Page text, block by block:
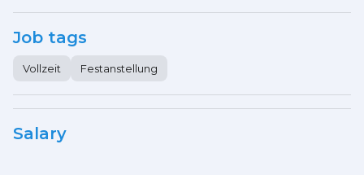
Job tags
Vollzeit Festanstellung
Salary